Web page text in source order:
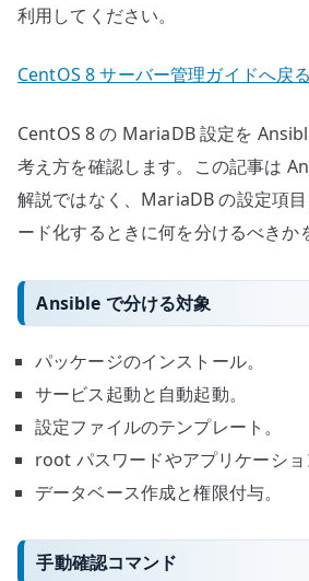
利用してください。
CentOS 8 サーバー管理ガイドへ戻る
CentOS 8 の MariaDB 設定を
考え方を確認します。この記事は
解説ではなく、MariaDB の設定項
ード化するときに何を分けるべきか
Ansible で分ける対象
パッケージのインストール。
サービス起動と自動起動。
設定ファイルのテンプレート。
root パスワードやアプリケーショ
データベース作成と権限付与。
手動確認コマンド